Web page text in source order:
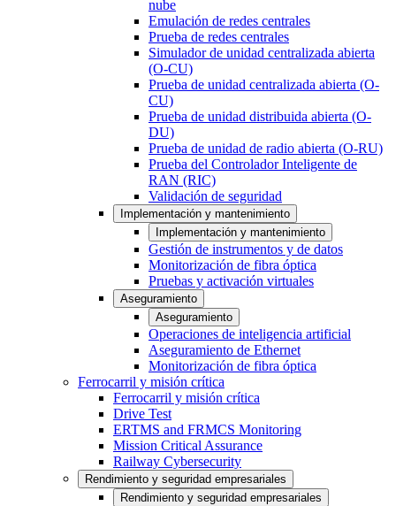
nube
Emulación de redes centrales
Prueba de redes centrales
Simulador de unidad centralizada abierta
(O-CU)
Prueba de unidad centralizada abierta (O-
CU)
Prueba de unidad distribuida abierta (O-
DU)
Prueba de unidad de radio abierta (O-RU)
Prueba del Controlador Inteligente de
RAN (RIC)
Validación de seguridad
Implementación y mantenimiento
Implementación y mantenimiento
Gestión de instrumentos y de datos
Monitorización de fibra óptica
Pruebas y activación virtuales
Aseguramiento
Aseguramiento
Operaciones de inteligencia artificial
Aseguramiento de Ethernet
Monitorización de fibra óptica
Ferrocarril y misión crítica
Ferrocarril y misión crítica
Drive Test
ERTMS and FRMCS Monitoring
Mission Critical Assurance
Railway Cybersecurity
Rendimiento y seguridad empresariales
Rendimiento y seguridad empresariales